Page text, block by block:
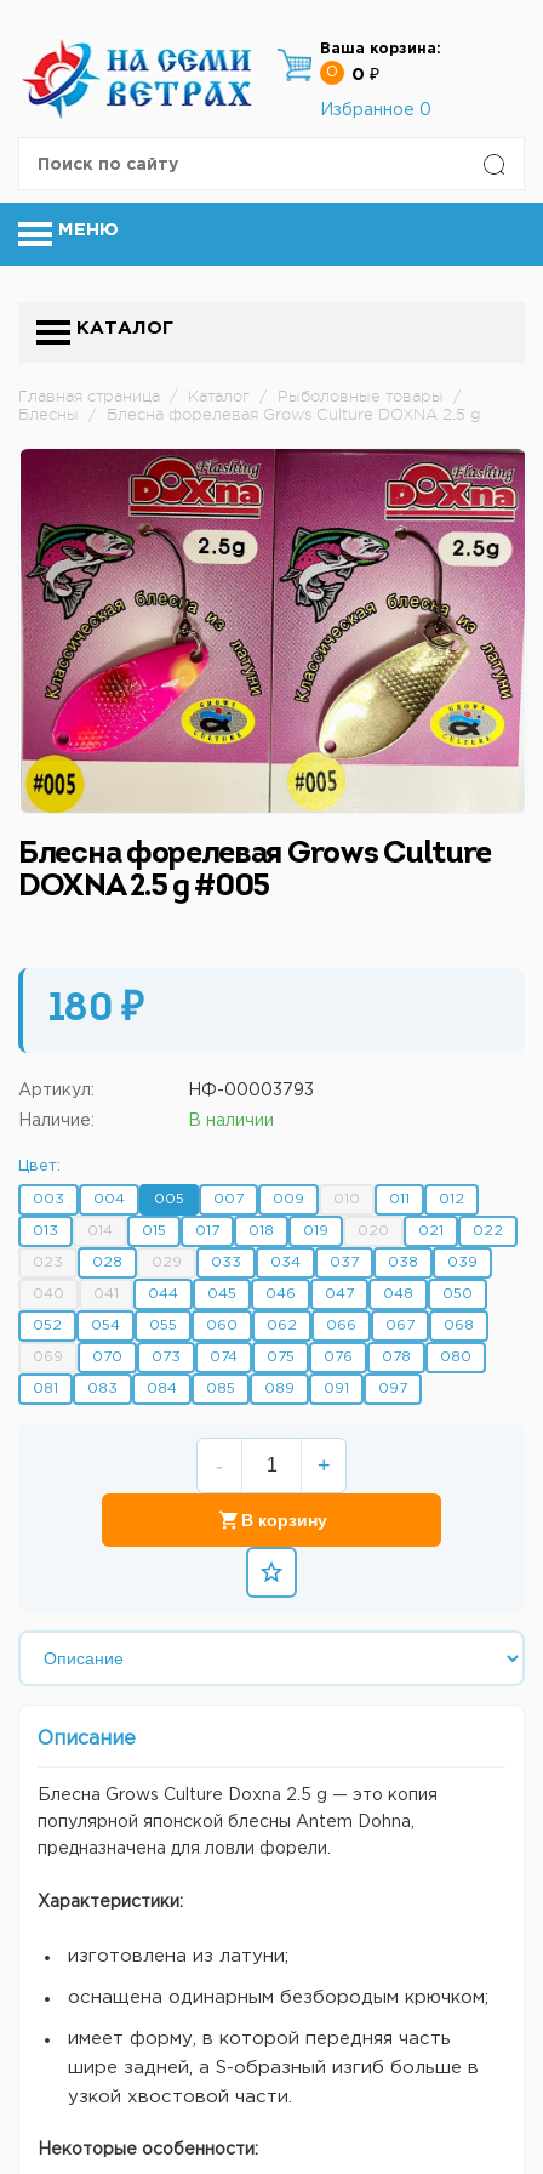
Ваша корзина:
0
0 ₽
Избранное 0
МЕНЮ
КАТАЛОГ
Главная страница / Каталог / Рыболовные товары
/
Блесны
/ Блесна форелевая Grows Culture DOXNA 2.5 g
Блесна форелевая Grows Culture
DOXNA 2.5 g #005
180 ₽
Артикул: НФ-00003793
Наличие: В наличии
Цвет:
003 004 005 007 009 010 011 012
013 014 015 017 018 019 020 021 022
023 028 029 033 034 037 038 039
040 041 044 045 046 047 048 050
052 054 055 060 062 066 067 068
069 070 073 074 075 076 078 080
081 083 084 085 089 091 097
- +
В корзину
Описание
Блесна Grows Culture Doxna 2.5 g — это копия
популярной японской блесны Antem Dohna,
предназначена для ловли форели.
Характеристики:
изготовлена из латуни;
оснащена одинарным безбородым крючком;
имеет форму, в которой передняя часть
шире задней, а S-образный изгиб больше в
узкой хвостовой части.
Некоторые особенности: